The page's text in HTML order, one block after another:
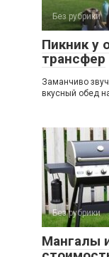
Без рубрики
Пикник у
трансфер
Заманчиво
вкусный обед
Без рубрики
Мангалы